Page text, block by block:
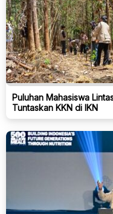
Puluhan Mahasiswa
Tuntaskan KKN di IKN